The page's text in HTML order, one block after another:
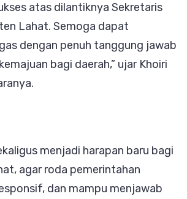
atas dilantiknya Sekretaris
Lahat. Semoga dapat
dengan penuh tanggung jawab
bagi daerah,” ujar Khoiri
menjadi harapan baru bagi
agar roda pemerintahan
dan mampu menjawab